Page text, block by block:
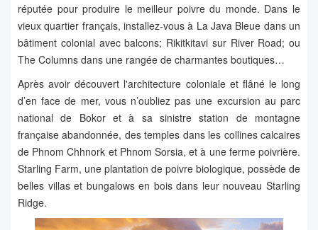
réputée pour produire le meilleur poivre du monde. Dans le
vieux quartier français, installez-vous à La Java Bleue dans un
bâtiment colonial avec balcons; Rikitkitavi sur River Road; ou
The Columns dans une rangée de charmantes boutiques…
Après avoir découvert l'architecture coloniale et flâné le long
d’en face de mer, vous n’oubliez pas une excursion au parc
national de Bokor et à sa sinistre station de montagne
française abandonnée, des temples dans les collines calcaires
de Phnom Chhnork et Phnom Sorsia, et à une ferme poivrière.
Starling Farm, une plantation de poivre biologique, possède de
belles villas et bungalows en bois dans leur nouveau Starling
Ridge.